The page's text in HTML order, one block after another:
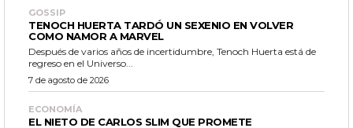
GOSSIP
TENOCH HUERTA TARDÓ UN SEXENIO EN VOLVER
COMO NAMOR A MARVEL
Después de varios años de incertidumbre, Tenoch Huerta está de
regreso en el Universo...
7 de agosto de 2026
ECONOMÍA
EL NIETO DE CARLOS SLIM QUE PROMETE